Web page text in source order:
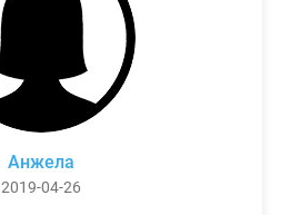
Анжела
2019-04-26